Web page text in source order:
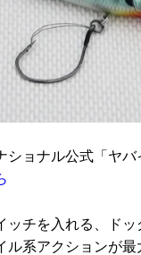
ショナル公式「ヤバ
ッチを入れる、ド
ル系アクションが